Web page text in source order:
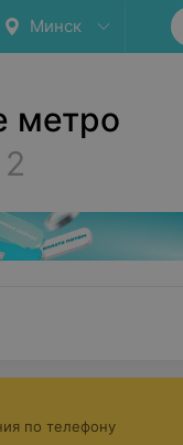
Минск
метро
2
по телефону